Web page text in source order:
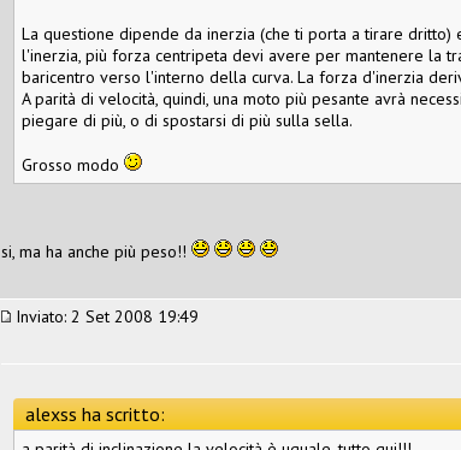
La questione dipende da inerzia (che ti porta a tirare
l'inerzia, più forza centripeta devi avere per mantenere la
baricentro verso l'interno della curva. La forza d'inerzia
A parità di velocità, quindi, una moto più pesante avrà
piegare di più, o di spostarsi di più sulla sella.
Grosso modo
si, ma ha anche più peso!!
Inviato: 2 Set 2008 19:49
alexss ha scritto: